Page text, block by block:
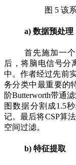
图 5 该
a) 数据预处理
首先施加一个
后，将脑电信号分
中。作者经过先前
务分类中最重要的
阶Butterworth带通
图数据分割成1.5
记。最后将CSP算
空间过滤。
b) 特征提取